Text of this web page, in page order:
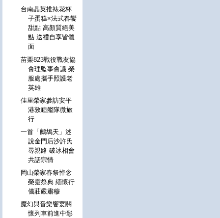
台南晶英推裱花杯
子蛋糕×法式春饗
甜點 高顏質絕美
點 送禮自享皆體
面
苗栗823戰役戰友協
會理監事會議 榮
服處攜手照護老
英雄
佳里榮家參訪安平
港敦睦艦隊微旅
行
一首「鷓鴣天」述
說金門后沙許氏
尋親路 破冰相會
共話宗情
岡山榮家春祭悼念
榮靈祭典 緬懷行
儀莊嚴肅穆
魔幻與音樂饗宴關
懷列車前進中彰